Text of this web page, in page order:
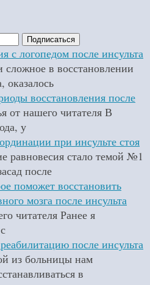
с логопедом после инсульта
сложное в восстановлении
оказалось
восстановления после
от нашего читателя В
у
при инсульте стоя
равновесия стало темой №1
после
поможет восстановить
мозга после инсульта
читателя Ранее я
после инсульта
из больницы нам
в